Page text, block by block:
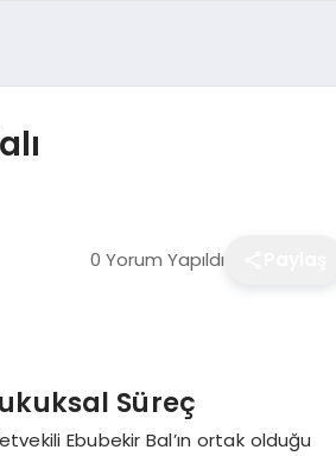
0 Yorum Yapıldı
Süreç
Ebubekir Bal’ın ortak olduğu